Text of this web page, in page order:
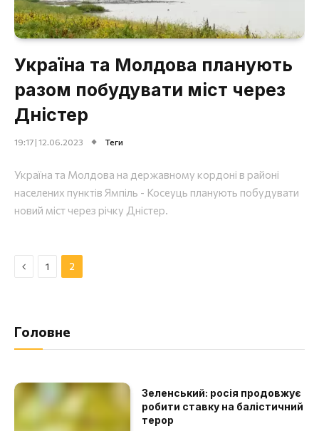
Україна та Молдова планують
разом побудувати міст через
Дністер
19:17 | 12.06.2023 Теги
Україна та Молдова на державному кордоні в районі
населених пунктів Ямпіль - Косеуць планують побудувати
новий міст через річку Дністер.
Назад1 2
Головне
Зеленський: росія продовжує
робити ставку на балістичний
терор